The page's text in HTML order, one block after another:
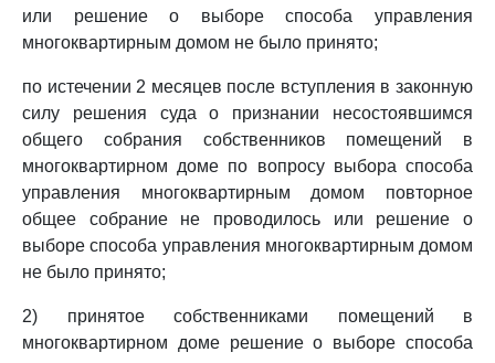
или решение о выборе способа управления
многоквартирным домом не было принято;
по истечении 2 месяцев после вступления в законную
силу решения суда о признании несостоявшимся
общего собрания собственников помещений в
многоквартирном доме по вопросу выбора способа
управления многоквартирным домом повторное
общее собрание не проводилось или решение о
выборе способа управления многоквартирным домом
не было принято;
2) принятое собственниками помещений в
многоквартирном доме решение о выборе способа